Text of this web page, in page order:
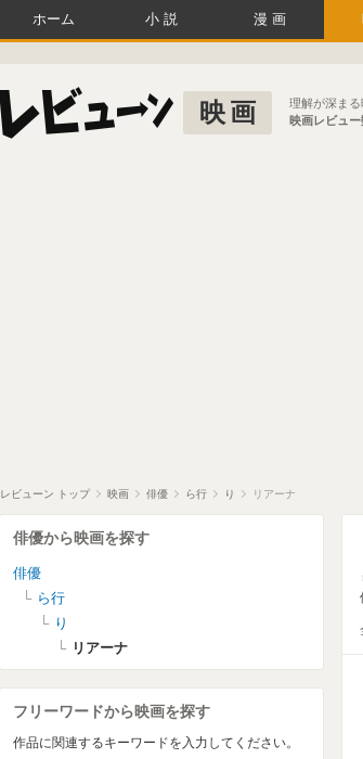
ホーム 小説 漫画
映画
理解が深まる
映画レビュー
レビューン トップ 映画 俳優 ら行 り リアーナ
俳優から映画を探す
俳優
ら行
り
リアーナ
フリーワードから映画を探す
作品に関連するキーワードを入力してください。